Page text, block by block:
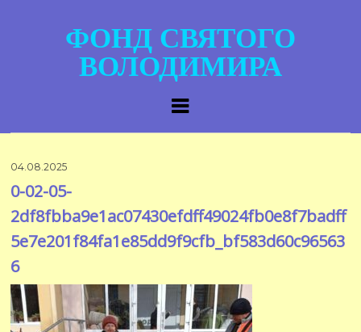
ФОНД СВЯТОГО
ВОЛОДИМИРА
04.08.2025
0-02-05-
2df8fbba9e1ac07430efdff49024fb0e8f7badff
5e7e201f84fa1e85dd9f9cfb_bf583d60c96563
6